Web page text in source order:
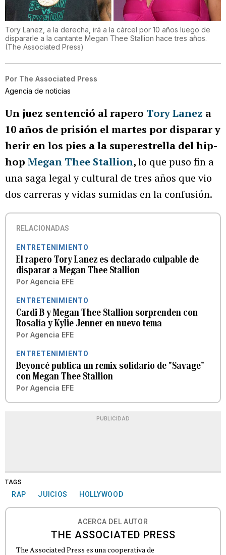
Tory Lanez, a la derecha, irá a la cárcel por 10 años luego de
dispararle a la cantante Megan Thee Stallion hace tres años.
(The Associated Press)
Por The Associated Press
Agencia de noticias
Un juez sentenció al rapero Tory Lanez a
10 años de prisión el martes por disparar y
herir en los pies a la superestrella del hip-
hop Megan Thee Stallion,lo que puso fin a
una saga legal y cultural de tres años que vio
dos carreras y vidas sumidas en la confusión.
RELACIONADAS
ENTRETENIMIENTO
El rapero Tory Lanez es declarado culpable de
disparar a Megan Thee Stallion
Por Agencia EFE
ENTRETENIMIENTO
Cardi B y Megan Thee Stallion sorprenden con
Rosalía y Kylie Jenner en nuevo tema
Por Agencia EFE
ENTRETENIMIENTO
Beyoncé publica un remix solidario de "Savage"
con Megan Thee Stallion
Por Agencia EFE
PUBLICIDAD
TAGS
RAP JUICIOS HOLLYWOOD
ACERCA DEL AUTOR
THE ASSOCIATED PRESS
The Associated Press es una cooperativa de